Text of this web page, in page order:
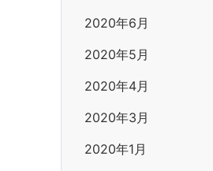
2020年6月
2020年5月
2020年4月
2020年3月
2020年1月